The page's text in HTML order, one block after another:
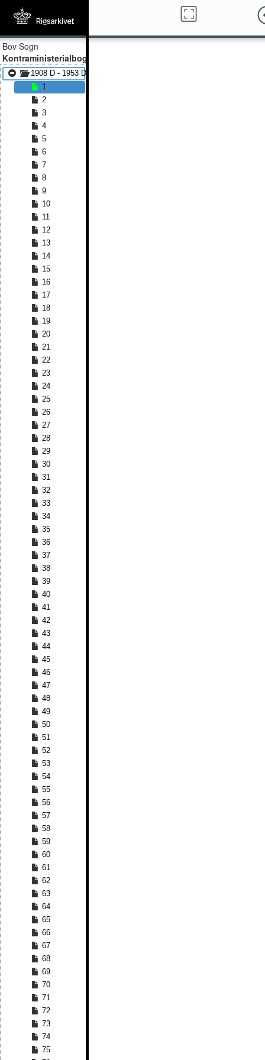
Bov Sogn
Kontraministerialbog
1908 D - 1953 D
1
2
3
4
5
6
7
8
9
10
11
12
13
14
15
16
17
18
19
20
21
22
23
24
25
26
27
28
29
30
31
32
33
34
35
36
37
38
39
40
41
42
43
44
45
46
47
48
49
50
51
52
53
54
55
56
57
58
59
60
61
62
63
64
65
66
67
68
69
70
71
72
73
74
75